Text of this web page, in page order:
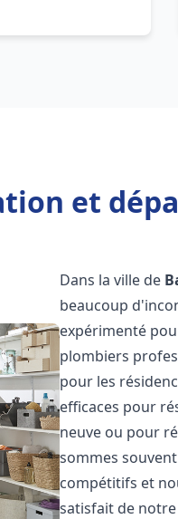
et
Dans la ville de
beaucoup
expérimenté
plombiers
pour les
efficaces pour
neuve ou pour
sommes
compétitifs et
satisfait de